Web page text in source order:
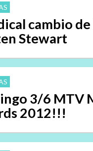
cambio
Stewart
3/6 MTV
2012!!!